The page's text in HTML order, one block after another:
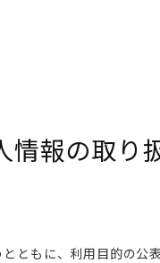
情報の取り
ともに、利用目的の